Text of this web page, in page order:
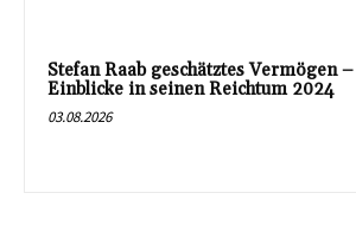
Stefan Raab geschätztes Vermögen –
Einblicke in seinen Reichtum 2024
03.08.2026